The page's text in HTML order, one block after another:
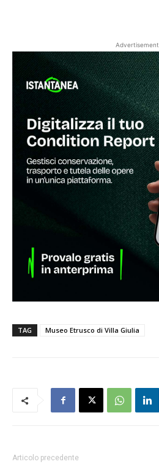
Advertisement
TAG Museo Etrusco di Villa Giulia
Articolo precedente